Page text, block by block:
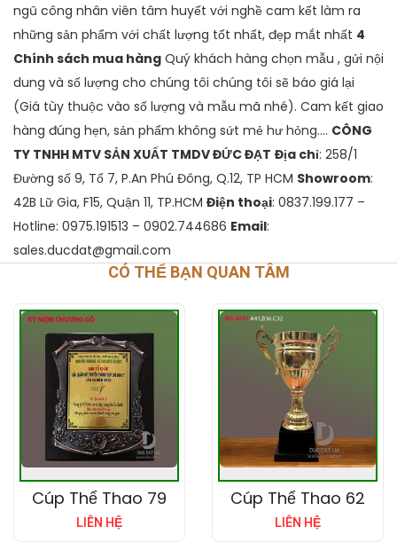
ngũ công nhân viên tâm huyết với nghề cam kết làm ra
những sản phẩm với chất lượng tốt nhất, đẹp mắt nhất 4
Chính sách mua hàng Quý khách hàng chọn mẫu , gửi nội
dung và số lượng cho chúng tôi chúng tôi sẽ báo giá lại
(Giá tùy thuộc vào số lượng và mẫu mã nhé). Cam kết giao
hàng đúng hẹn, sản phẩm không sứt mẻ hư hỏng…. CÔNG
TY TNHH MTV SẢN XUẤT TMDV ĐỨC ĐẠT Địa chỉ: 258/1
Đường số 9, Tổ 7, P.An Phú Đông, Q.12, TP HCM Showroom:
42B Lữ Gia, F15, Quận 11, TP.HCM Điện thoại: 0837.199.177 –
Hotline: 0975.191513 – 0902.744686 Email:
sales.ducdat@gmail.com
CÓ THỂ BẠN QUAN TÂM
Cúp Thể Thao 79
LIÊN HỆ
Cúp Thể Thao 62
LIÊN HỆ